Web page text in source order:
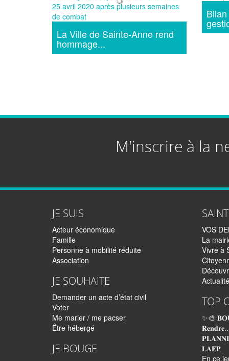
La Ville de Sainte-Anne rend
hommage...
M'inscrire à la
JE SUIS
Acteur économique
Famille
Personne à mobilité réduite
Association
JE SOUHAITE
Demander un acte d’état civil
Voter
Me marier / me pacser
Être hébergé
JE BOUGE
VOS
La
Vivre à
TOP
✨🎨
𝐋𝐀𝐄𝐏
En ce